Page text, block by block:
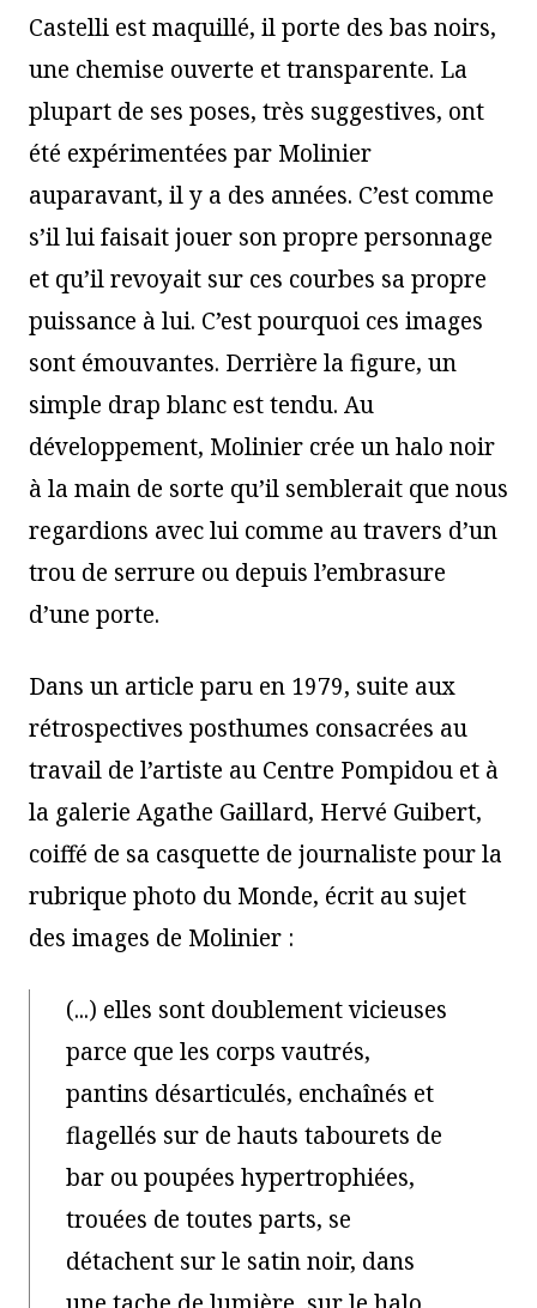
Castelli est maquillé, il porte des bas noirs,
une chemise ouverte et transparente. La
plupart de ses poses, très suggestives, ont
été expérimentées par Molinier
auparavant, il y a des années. C’est comme
s’il lui faisait jouer son propre personnage
et qu’il revoyait sur ces courbes sa propre
puissance à lui. C’est pourquoi ces images
sont émouvantes. Derrière la figure, un
simple drap blanc est tendu. Au
développement, Molinier crée un halo noir
à la main de sorte qu’il semblerait que nous
regardions avec lui comme au travers d’un
trou de serrure ou depuis l’embrasure
d’une porte.
Dans un article paru en 1979, suite aux
rétrospectives posthumes consacrées au
travail de l’artiste au Centre Pompidou et à
la galerie Agathe Gaillard, Hervé Guibert,
coiffé de sa casquette de journaliste pour la
rubrique photo du Monde, écrit au sujet
des images de Molinier :
(...) elles sont doublement vicieuses
parce que les corps vautrés,
pantins désarticulés, enchaînés et
flagellés sur de hauts tabourets de
bar ou poupées hypertrophiées,
trouées de toutes parts, se
détachent sur le satin noir, dans